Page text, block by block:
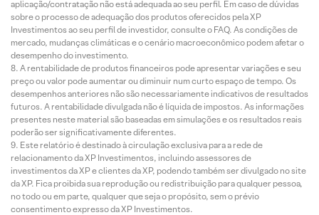
aplicação/contratação não está adequada ao seu perfil. Em caso de dúvidas
sobre o processo de adequação dos produtos oferecidos pela XP
Investimentos ao seu perfil de investidor, consulte o FAQ. As condições de
mercado, mudanças climáticas e o cenário macroeconômico podem afetar o
desempenho do investimento.
A rentabilidade de produtos financeiros pode apresentar variações e seu
preço ou valor pode aumentar ou diminuir num curto espaço de tempo. Os
desempenhos anteriores não são necessariamente indicativos de resultados
futuros. A rentabilidade divulgada não é líquida de impostos. As informações
presentes neste material são baseadas em simulações e os resultados reais
poderão ser significativamente diferentes.
Este relatório é destinado à circulação exclusiva para a rede de
relacionamento da XP Investimentos, incluindo assessores de
investimentos da XP e clientes da XP, podendo também ser divulgado no site
da XP. Fica proibida sua reprodução ou redistribuição para qualquer pessoa,
no todo ou em parte, qualquer que seja o propósito, sem o prévio
consentimento expresso da XP Investimentos.